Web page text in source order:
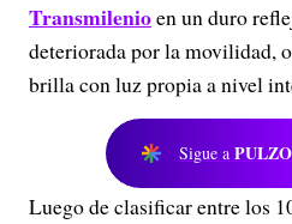
Transmilenioen un duro
deteriorada por la movilidad,
brilla con luz propia a nivel
Sigue a PULZO
Luego de clasificar entre los